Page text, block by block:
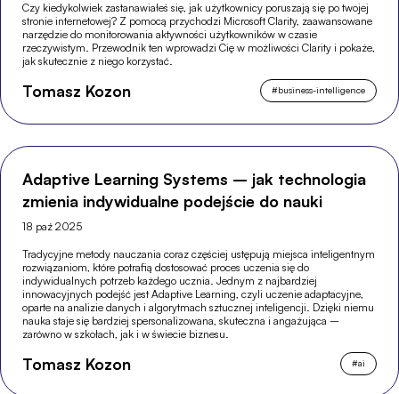
Czy kiedykolwiek zastanawiałeś się, jak użytkownicy poruszają się po twojej
stronie internetowej? Z pomocą przychodzi Microsoft Clarity, zaawansowane
narzędzie do monitorowania aktywności użytkowników w czasie
rzeczywistym. Przewodnik ten wprowadzi Cię w możliwości Clarity i pokaże,
jak skutecznie z niego korzystać.
Tomasz Kozon #business-intelligence
Adaptive Learning Systems – jak technologia
zmienia indywidualne podejście do nauki
18 paź 2025
Tradycyjne metody nauczania coraz częściej ustępują miejsca inteligentnym
rozwiązaniom, które potrafią dostosować proces uczenia się do
indywidualnych potrzeb każdego ucznia. Jednym z najbardziej
innowacyjnych podejść jest Adaptive Learning, czyli uczenie adaptacyjne,
oparte na analizie danych i algorytmach sztucznej inteligencji. Dzięki niemu
nauka staje się bardziej spersonalizowana, skuteczna i angażująca –
zarówno w szkołach, jak i w świecie biznesu.
Tomasz Kozon #ai